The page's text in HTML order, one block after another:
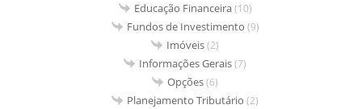
Educação Financeira(10)
Fundos de Investimento (9)
Imóveis(2)
Informações Gerais(7)
Opções(6)
Planejamento Tributário (2)